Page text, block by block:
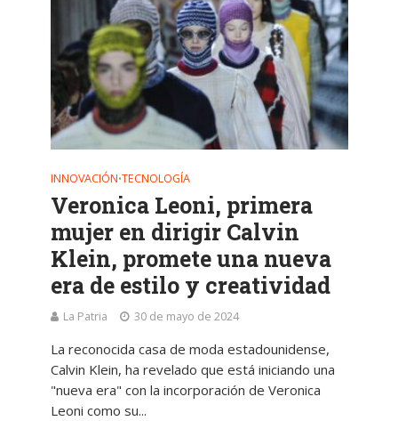
INNOVACIÓN•TECNOLOGÍA
Veronica Leoni, primera
mujer en dirigir Calvin
Klein, promete una nueva
era de estilo y creatividad
La Patria 30 de mayo de 2024
La reconocida casa de moda estadounidense,
Calvin Klein, ha revelado que está iniciando una
"nueva era" con la incorporación de Veronica
Leoni como su...